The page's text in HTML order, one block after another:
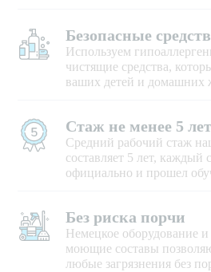
Безопасные
Используем
чистящие средства,
ваших детей и домашних
Стаж не менее 5 лет
Средний рабочий стаж
составляет 5 лет, каждый
официально и прошел
Без риска порчи
Немецкое оборудование
моющие составы
любые загрязнения без